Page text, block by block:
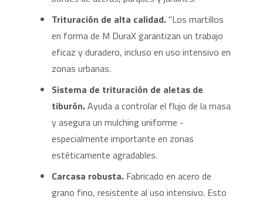
Trituración de alta calidad."Los martillos
en forma de M DuraX garantizan un trabajo
eficaz y duradero, incluso en uso intensivo en
zonas urbanas.
Sistema de trituración de aletas de
tiburón.Ayuda a controlar el flujo de la masa
y asegura un mulching uniforme -
especialmente importante en zonas
estéticamente agradables.
Carcasa robusta. Fabricado en acero de
grano fino, resistente al uso intensivo. Esto